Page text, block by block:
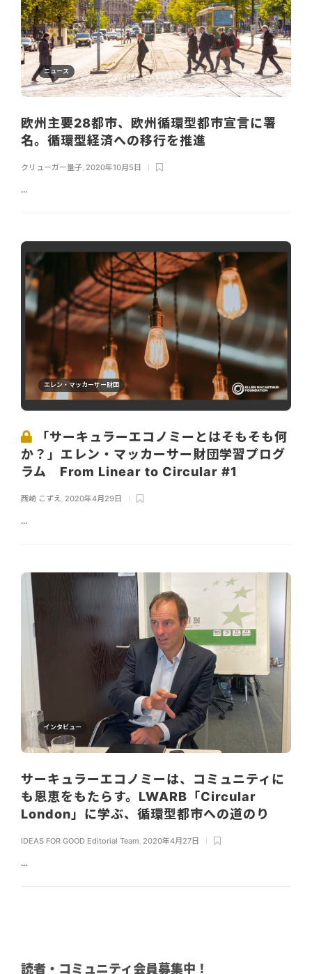
ニュース
欧州主要28都市、欧州循環型都市宣言に署
名。循環型経済への移行を推進
クリューガー量子, 2020年10月5日
...
エレン・マッカーサー財団
「サーキュラーエコノミーとはそもそも何
か？」エレン・マッカーサー財団学習プログ
ラム From Linear to Circular #1
西崎 こずえ 2020年4月29日
...
インタビュー
サーキュラーエコノミーは、コミュニティに
も恩恵をもたらす。LWARB「Circular
London」に学ぶ、循環型都市への道のり
IDEAS FOR GOOD Editorial Team, 2020年4月27日
...
読者・コミュニティ会員募集中！